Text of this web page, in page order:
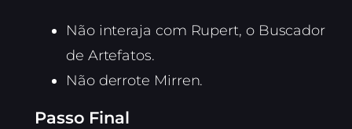
Não interaja com Rupert, o Buscador
de Artefatos.
Não derrote Mirren.
Passo Final